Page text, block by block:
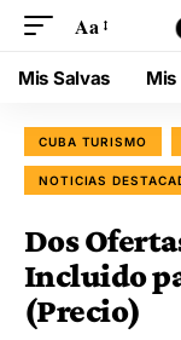
Aa
Mis Salvas Mis
CUBA TURISMO
NOTICIAS
Dos
Incluido
(Precio)